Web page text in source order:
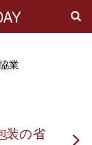
業
装の省